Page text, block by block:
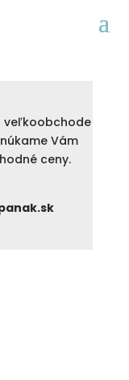
veľkoobchode
Vám
ceny.